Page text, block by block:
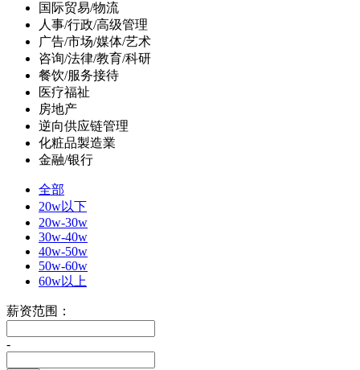
国际贸易/物流
人事/行政/高级管理
广告/市场/媒体/艺术
咨询/法律/教育/科研
餐饮/服务接待
医疗福祉
房地产
逆向供应链管理
化粧品製造業
金融/银行
全部
20w以下
20w-30w
30w-40w
40w-50w
50w-60w
60w以上
薪资范围：
-